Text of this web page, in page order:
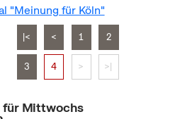
"Meinung für Köln"
|< < 1 2
3 4 > >|
für Mittwochs